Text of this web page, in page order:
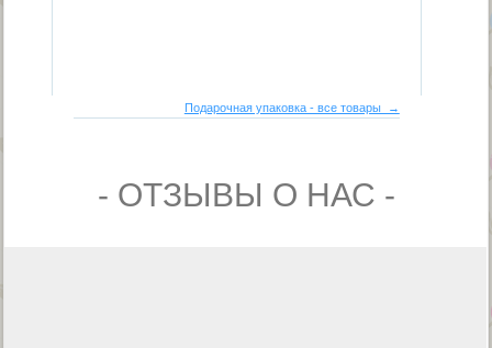
Подарочная упаковка - все товары →
- ОТЗЫВЫ О НАС -